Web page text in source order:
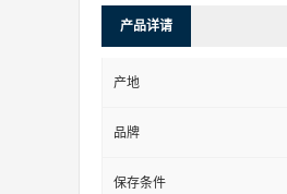
产品详请
产地
品牌
保存条件